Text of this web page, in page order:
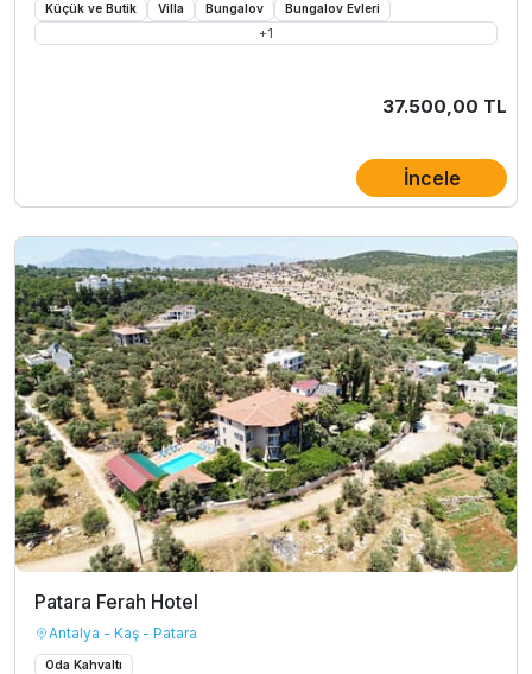
Küçük ve Butik Villa Bungalov
Bungalov Evleri
+1
37.500,00 TL
İncele
Patara Ferah Hotel
Antalya - Kaş - Patara
Oda Kahvaltı